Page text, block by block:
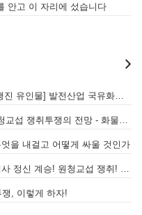
안고 이 자리에 섰습니다
[260613 정의로운 전환 노동자·시민 대행진 유인물] 발전산업 국유화와 공공재생에너지 확대로 모든 발전노동자의 직접고용 쟁
[자료집] 화물연대 CU투쟁으로 보는 원청교섭 쟁취투쟁의 전망 - 화물연대 현장 노동자와 함께하는 집담회
을 내걸고 어떻게 싸울 것인가
[136주년 세계 노동절 유인물] 서광석 열사 정신 계승! 원청교섭 쟁취! 가자, 7월 총파업!
, 이렇게 하자!